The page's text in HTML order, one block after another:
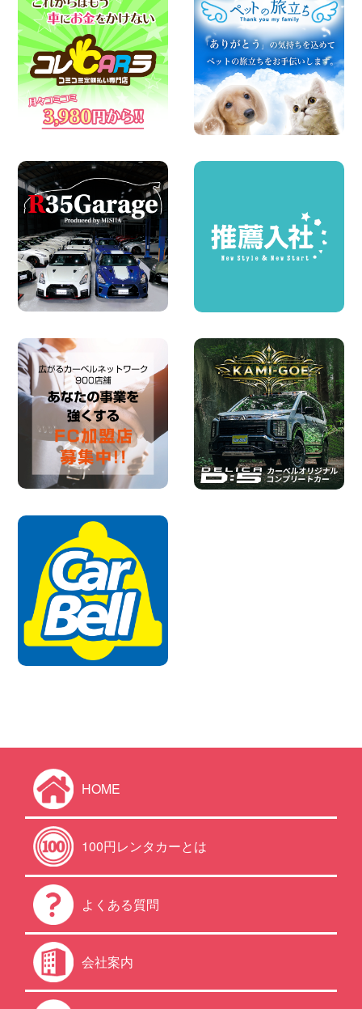
横浜弥生台店限定!!夏季特別キャンペーン
のお知らせ!! 神奈川県 横浜弥生台店
100円レンタカー 横浜弥生台
2026年08月08日
2026三河安城店お盆休みご連絡 愛知県
三河安城店
100円レンタカー 三河安城
2026年08月08日
☆ お盆特別乗り放題プラン ☆ 埼玉県 杉
100円レンタカー 杉戸
日産セレナが新入荷!!中川かの里店!! 愛知
県 中川かの里店
100円レンタカー 中川かの里
2026年08月07日
☆ 夏休みクーポン登場!最大9,500円おト
ク! ☆ 鳥取県 鳥取青谷店
HOME
100円レンタカーとは
よくある質問
会社案内